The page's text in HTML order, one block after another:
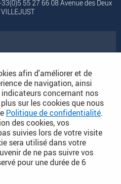
55 27 66 08 Avenue des Deux
de Vente
afin d'améliorer et de
de navigation, ainsi
concernant nos
sur les cookies que nous
Politique de confidentialité.
des cookies, vos
suivies lors de votre visite
sera utilisé dans votre
de ne pas suivre vos
pour une durée de 6